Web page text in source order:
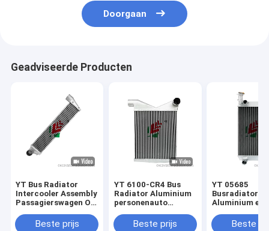
Doorgaan
Geadviseerde Producten
YT Bus Radiator
Intercooler Assembly
Passagierswagen OE
220*920mm
Beste prijs
YT 6100-CR4 Bus
Radiator Aluminium
personenauto
Intercooler Voor
Beste prijs
YT 05685
Busradiator
Aluminium en
personenauto
Beste